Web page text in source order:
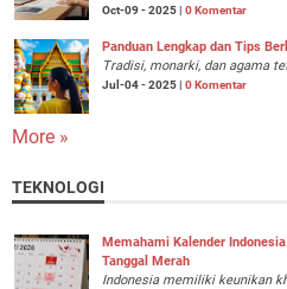
Oct-09 - 2025 | 0 Komentar
Panduan Lengkap dan Tips
Tradisi, monarki, dan agama
Jul-04 - 2025 | 0 Komentar
More »
TEKNOLOGI
Memahami Kalender
Tanggal Merah
Indonesia memiliki keunikan